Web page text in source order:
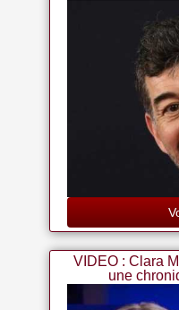
VIDEO : Clara
une